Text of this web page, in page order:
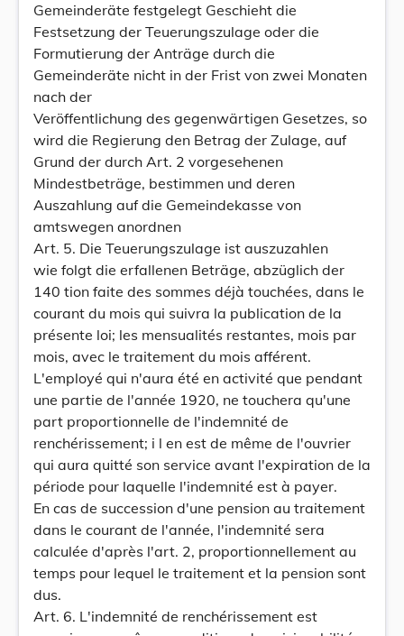
Gemeinderäte festgelegt Geschieht die
Festsetzung der Teuerungszulage oder die
Formutierung der Anträge durch die
Gemeinderäte nicht in der Frist von zwei Monaten
nach der
Veröffentlichung des gegenwärtigen Gesetzes, so
wird die Regierung den Betrag der Zulage, auf
Grund der durch Art. 2 vorgesehenen
Mindestbeträge, bestimmen und deren
Auszahlung auf die Gemeindekasse von
amtswegen anordnen
Art. 5. Die Teuerungszulage ist auszuzahlen
wie folgt die erfallenen Beträge, abzüglich der
140 tion faite des sommes déjà touchées, dans le
courant du mois qui suivra la publication de la
présente loi; les mensualités restantes, mois par
mois, avec le traitement du mois afférent.
L'employé qui n'aura été en activité que pendant
une partie de l'année 1920, ne touchera qu'une
part proportionnelle de l'indemnité de
renchérissement; i l en est de même de l'ouvrier
qui aura quitté son service avant l'expiration de la
période pour laquelle l'indemnité est à payer.
En cas de succession d'une pension au traitement
dans le courant de l'année, l'indemnité sera
calculée d'après l'art. 2, proportionnellement au
temps pour lequel le traitement et la pension sont
dus.
Art. 6. L'indemnité de renchérissement est